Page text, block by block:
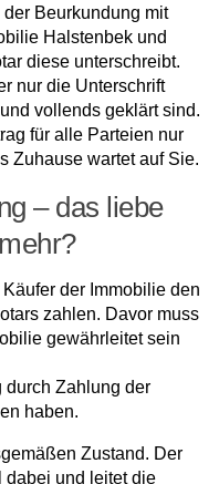
Beurkundung mit
Halstenbek und
diese unterschreibt.
nur die Unterschrift
vollends geklärt sind.
für alle Parteien nur
Zuhause wartet auf Sie.
– das liebe
der Immobilie den
zahlen. Davor muss
gewährleitet sein
Zahlung der
haben.
Zustand. Der
dabei und leitet die